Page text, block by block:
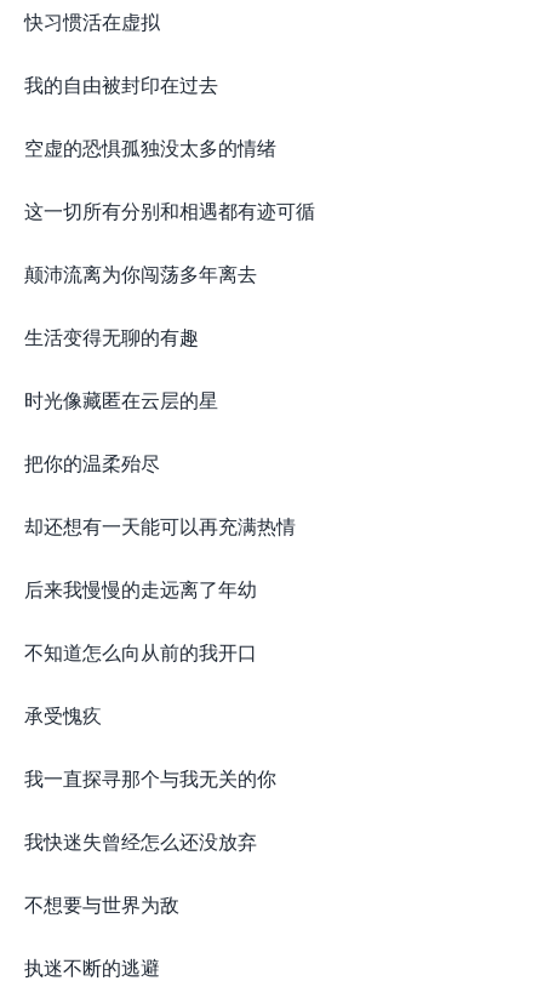
快习惯活在虚拟
我的自由被封印在过去
空虚的恐惧孤独没太多的情绪
这一切所有分别和相遇都有迹可循
颠沛流离为你闯荡多年离去
生活变得无聊的有趣
时光像藏匿在云层的星
把你的温柔殆尽
却还想有一天能可以再充满热情
后来我慢慢的走远离了年幼
不知道怎么向从前的我开口
承受愧疚
我一直探寻那个与我无关的你
我快迷失曾经怎么还没放弃
不想要与世界为敌
执迷不断的逃避